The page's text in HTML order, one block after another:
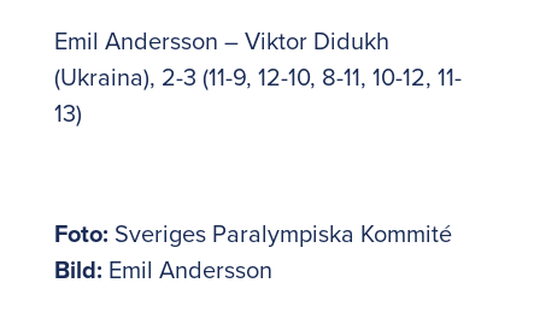
Emil Andersson – Viktor Didukh
(Ukraina), 2-3 (11-9, 12-10, 8-11, 10-12, 11-
13)
Foto: Sveriges Paralympiska Kommité
Bild: Emil Andersson